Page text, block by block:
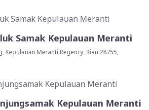
Samak Kepulauan Meranti
Kepulauan Meranti Regency, Riau 28755,
Kepulauan Meranti